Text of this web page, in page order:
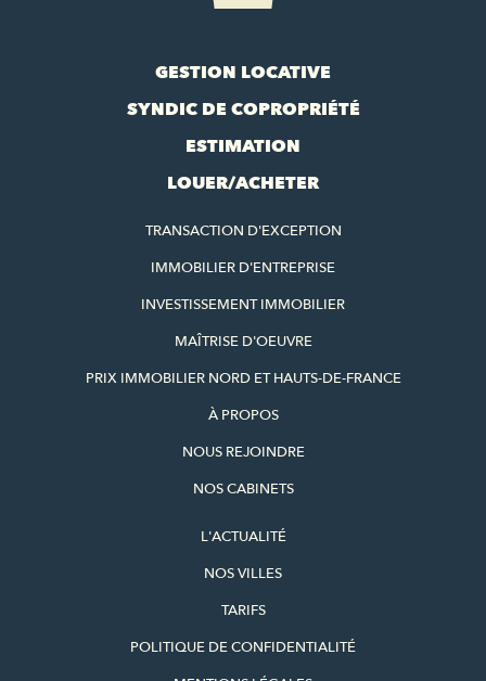
GESTION LOCATIVE
SYNDIC DE COPROPRIÉTÉ
ESTIMATION
LOUER/ACHETER
TRANSACTION D'EXCEPTION
IMMOBILIER D'ENTREPRISE
INVESTISSEMENT IMMOBILIER
MAÎTRISE D'OEUVRE
PRIX IMMOBILIER NORD ET HAUTS-DE-FRANCE
À PROPOS
NOUS REJOINDRE
NOS CABINETS
L'ACTUALITÉ
NOS VILLES
TARIFS
POLITIQUE DE CONFIDENTIALITÉ